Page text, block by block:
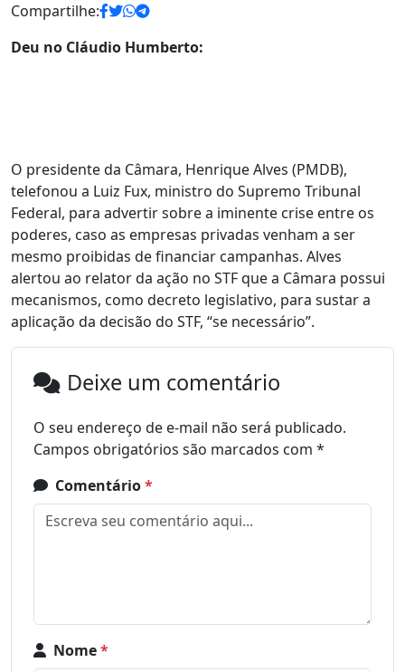
Compartilhe:
Deu no Cláudio Humberto:
O presidente da Câmara, Henrique Alves (PMDB),
telefonou a Luiz Fux, ministro do Supremo Tribunal
Federal, para advertir sobre a iminente crise entre os
poderes, caso as empresas privadas venham a ser
mesmo proibidas de financiar campanhas. Alves
alertou ao relator da ação no STF que a Câmara possui
mecanismos, como decreto legislativo, para sustar a
aplicação da decisão do STF, “se necessário”.
Deixe um comentário
O seu endereço de e-mail não será publicado.
Campos obrigatórios são marcados com *
Comentário*
Nome*